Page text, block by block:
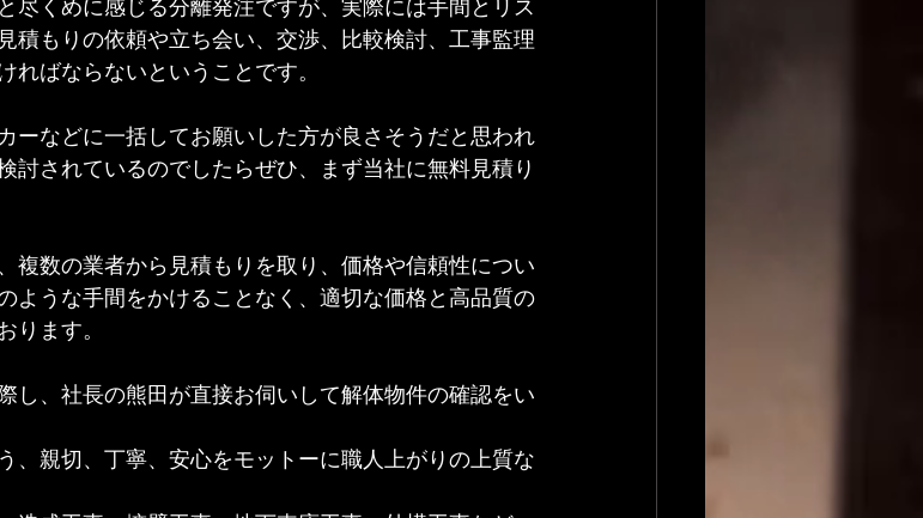
尽くめに感じる分離発注ですが、実際には手間とリス
積もりの依頼や立ち会い、交渉、比較検討、工事監理
ればならないということです。
ーなどに一括してお願いした方が良さそうだと思われ
討されているのでしたらぜひ、まず当社に無料見積り
複数の業者から見積もりを取り、価格や信頼性につい
ような手間をかけることなく、適切な価格と高品質の
ります。
し、社長の熊田が直接お伺いして解体物件の確認をい
、親切、丁寧、安心をモットーに職人上がりの上質な